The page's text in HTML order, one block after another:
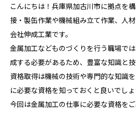
こんにちは！兵庫県加古川市に拠点を
接・製缶作業や機械組み立て作業、人
会社伸成工業です。
金属加工などものづくりを行う職場で
成する必要があるため、豊富な知識と技
資格取得は機械の技術や専門的な知識
に必要な資格を知っておくと良いでしょ
今回は金属加工の仕事に必要な資格をご